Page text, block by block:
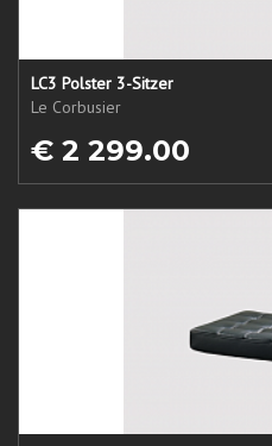
LC3 Polster 3-Sitzer
Le Corbusier
€ 2 299.00